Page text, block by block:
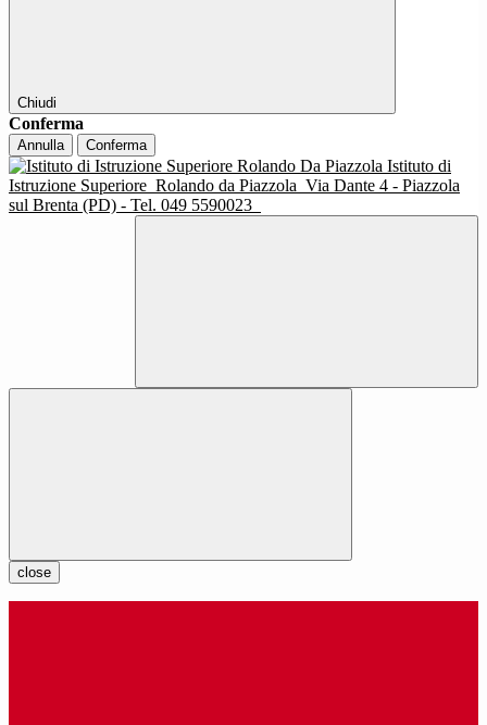
Chiudi
Conferma
Annulla Conferma
Istituto di
Istruzione Superiore Rolando da Piazzola Via Dante 4 - Piazzola
sul Brenta (PD) - Tel. 049 5590023
close